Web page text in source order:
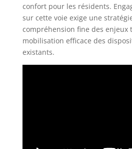
confort pour les résidents.
sur cette voie exige une
compréhension fine des enjeux
mobilisation efficace des
existants.